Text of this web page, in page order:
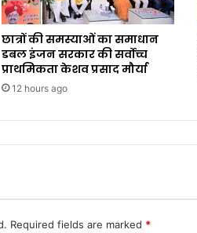
छात्रों की समस्याओं का समाधान
डबल इंजन सरकार की सर्वोच्च
प्राथमिकता केशव प्रसाद मौर्या
12 hours ago
Required fields are marked *